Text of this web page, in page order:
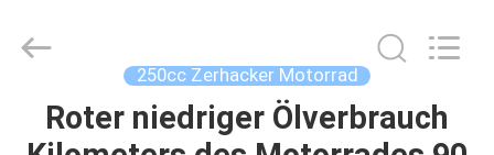
HAUS
Co.,Ltd.
250cc Zerhacker Motorrad
Roter niedriger Ölverbrauch